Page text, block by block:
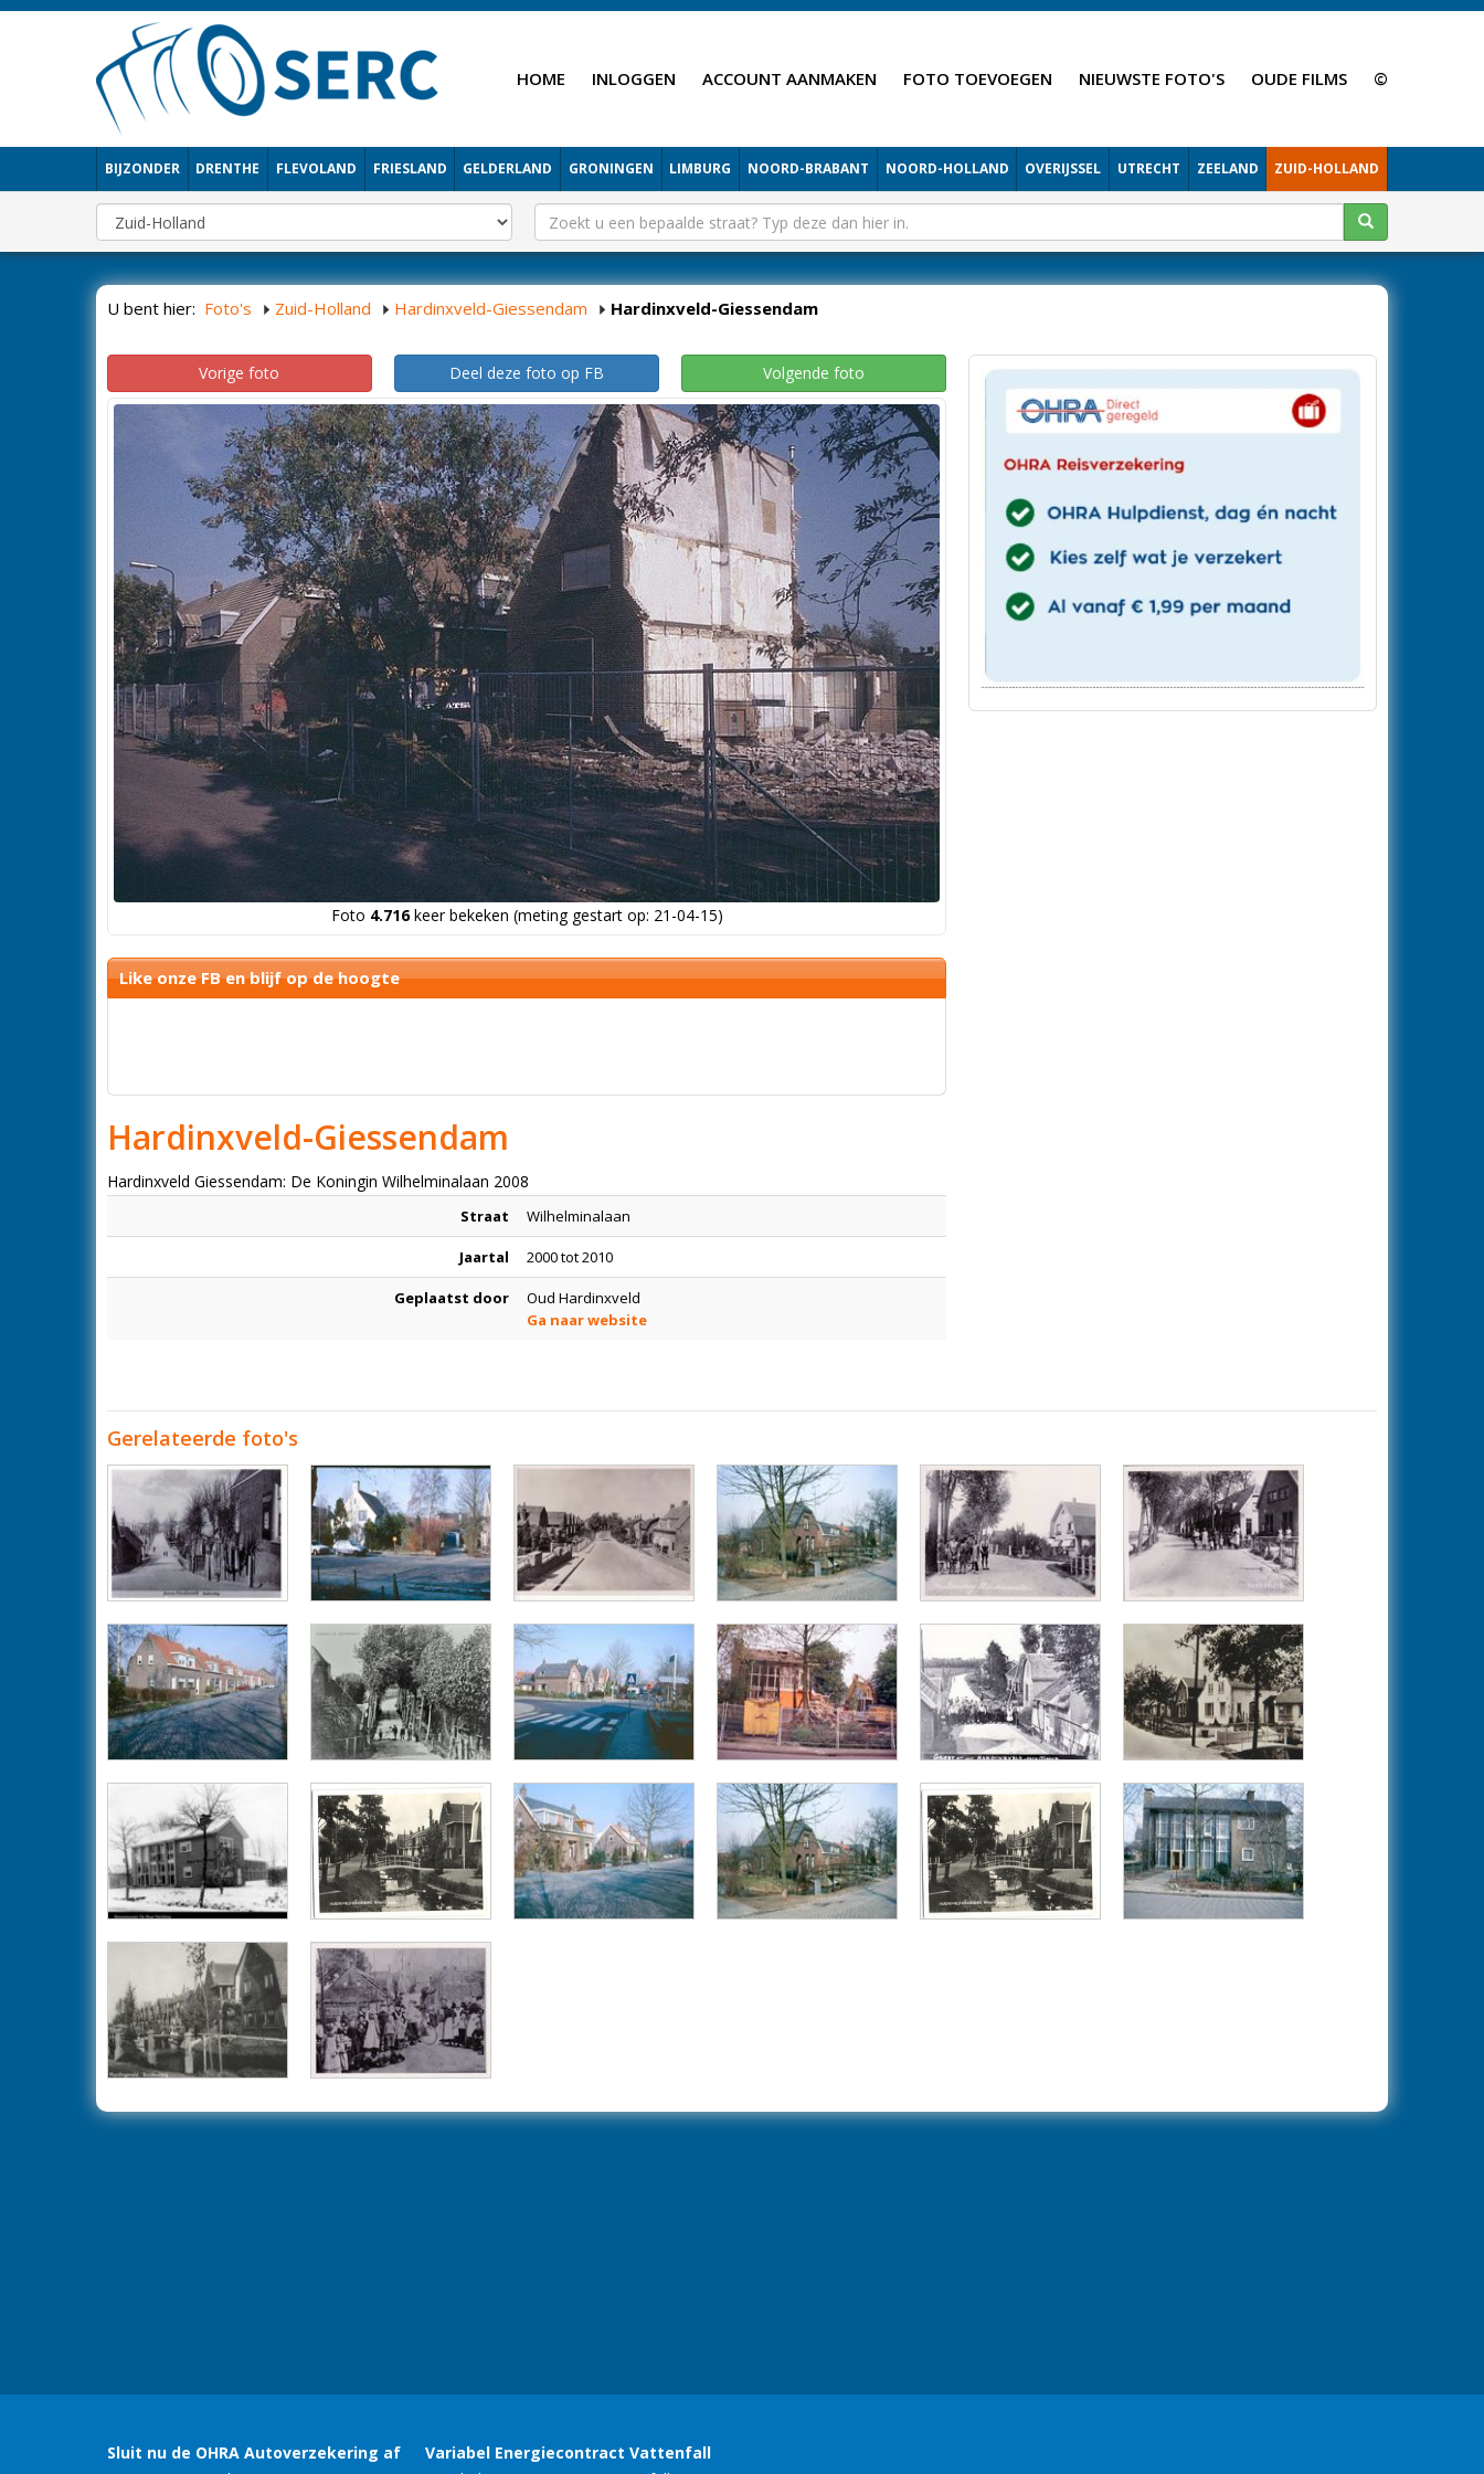
HOME INLOGGEN ACCOUNT AANMAKEN FOTO TOEVOEGEN NIEUWSTE FOTO'S OUDE FILMS ©
BIJZONDER DRENTHE FLEVOLAND FRIESLAND GELDERLAND GRONINGEN LIMBURG NOORD-BRABANT NOORD-HOLLAND OVERIJSSEL UTRECHT ZEELAND ZUID-HOLLAND
U bent hier: Foto's Zuid-Holland Hardinxveld-Giessendam Hardinxveld-Giessendam
Vorige foto Deel deze foto op FB Volgende foto
Foto 4.716keer bekeken (meting gestart op: 21-04-15)
Like onze FB en blijf op de hoogte
Hardinxveld-Giessendam
Hardinxveld Giessendam: De Koningin Wilhelminalaan 2008
Straat Wilhelminalaan
Jaartal 2000 tot 2010
Geplaatst door
Oud Hardinxveld
Ga naar website
Gerelateerde foto's